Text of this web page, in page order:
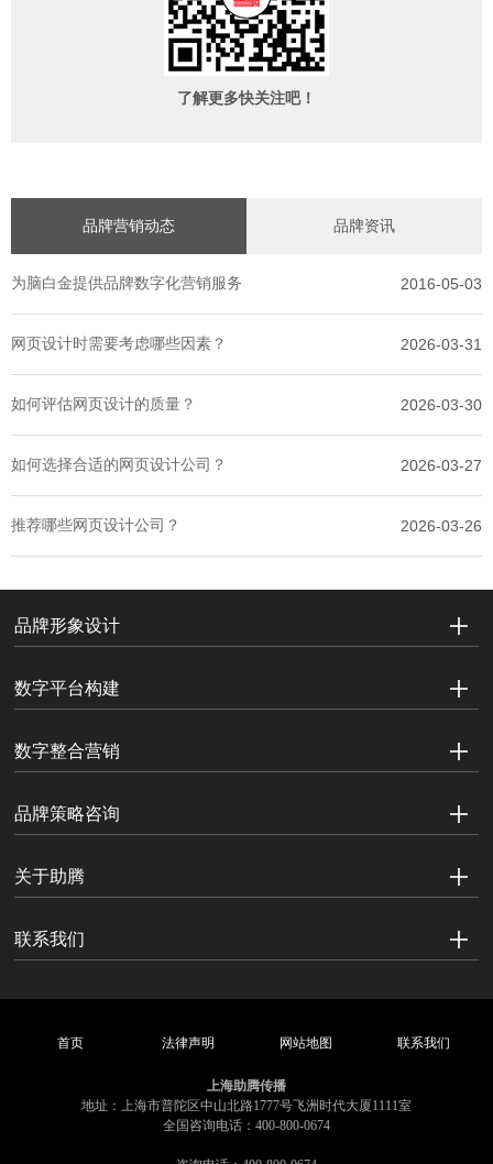
了解更多快关注吧！
品牌营销动态 品牌资讯
为脑白金提供品牌数字化营销服务 2016-05-03
网页设计时需要考虑哪些因素？ 2026-03-31
如何评估网页设计的质量？ 2026-03-30
如何选择合适的网页设计公司？ 2026-03-27
推荐哪些网页设计公司？ 2026-03-26
品牌形象设计
数字平台构建
数字整合营销
品牌策略咨询
关于助腾
联系我们
首页 法律声明 网站地图 联系我们
上海助腾传播
地址：上海市普陀区中山北路1777号飞洲时代大厦1111室
全国咨询电话：400-800-0674